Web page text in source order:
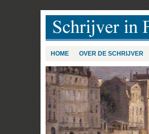
HOME OVER DE SCHRIJVER